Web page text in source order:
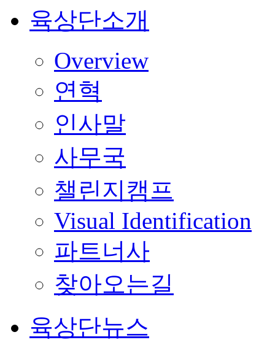
육상단소개
Overview
연혁
인사말
사무국
챌린지캠프
Visual Identification
파트너사
찾아오는길
육상단뉴스